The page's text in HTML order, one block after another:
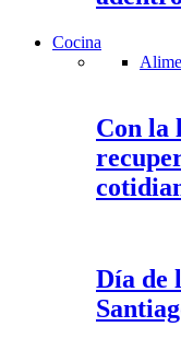
Cocina
Con la
Día de